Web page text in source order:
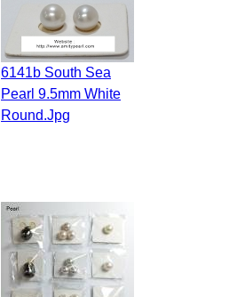
6141b South Sea
Pearl 9.5mm White
Round.jpg